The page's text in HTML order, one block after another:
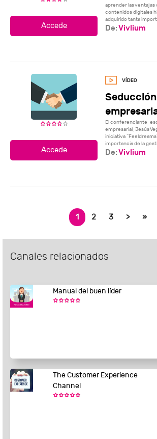
aprender las ventajas
contenidos digitales
adquirido tanta
De:Vivlium
Seducción
El conferenciante,
empresarial, Jesús
iniciativa
importancia de la
De:Vivlium
1 2 3 > »
Canales relacionados
Manual del buen líder
The Customer Experience
Channel